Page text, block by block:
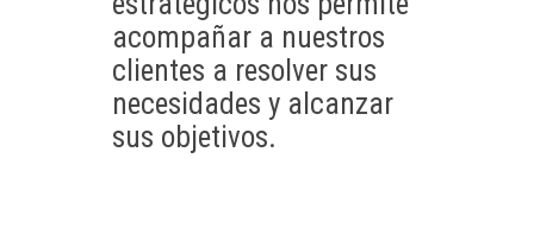
acompañar a nuestros
clientes a resolver sus
necesidades y alcanzar
sus objetivos.